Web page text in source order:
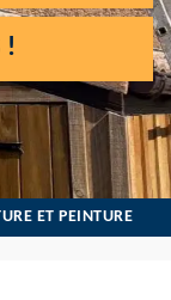
!
ET PEINTURE